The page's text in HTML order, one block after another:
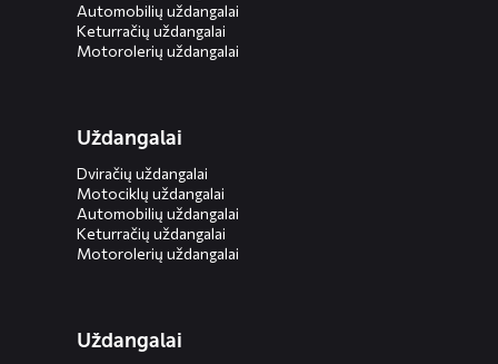
Automobilių uždangalai
Keturračių uždangalai
Motorolerių uždangalai
Uždangalai
Dviračių uždangalai
Motociklų uždangalai
Automobilių uždangalai
Keturračių uždangalai
Motorolerių uždangalai
Uždangalai